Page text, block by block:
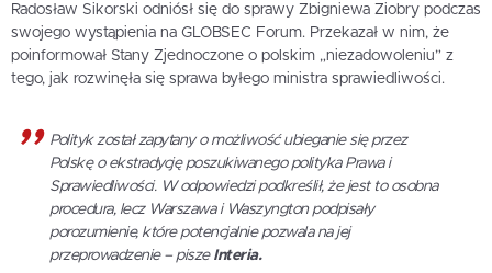
Radosław Sikorski odniósł się do sprawy Zbigniewa Ziobry podczas
swojego wystąpienia na GLOBSEC Forum. Przekazał w nim, że
poinformował Stany Zjednoczone o polskim „niezadowoleniu” z
tego, jak rozwinęła się sprawa byłego ministra sprawiedliwości.
Polityk został zapytany o możliwość ubieganie się przez
Polskę o ekstradycję poszukiwanego polityka Prawa i
Sprawiedliwości. W odpowiedzi podkreślił, że jest to osobna
procedura, lecz Warszawa i Waszyngton podpisały
porozumienie, które potencjalnie pozwala na jej
przeprowadzenie – pisze Interia.